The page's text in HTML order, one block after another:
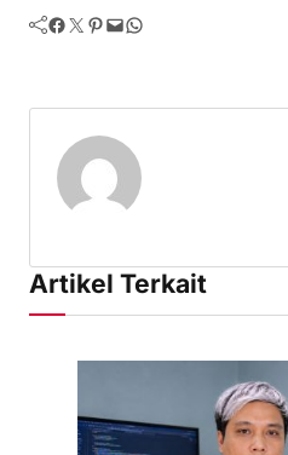
Facebook Twitter Pinterest Mail WhatsApp
Artikel Terkait